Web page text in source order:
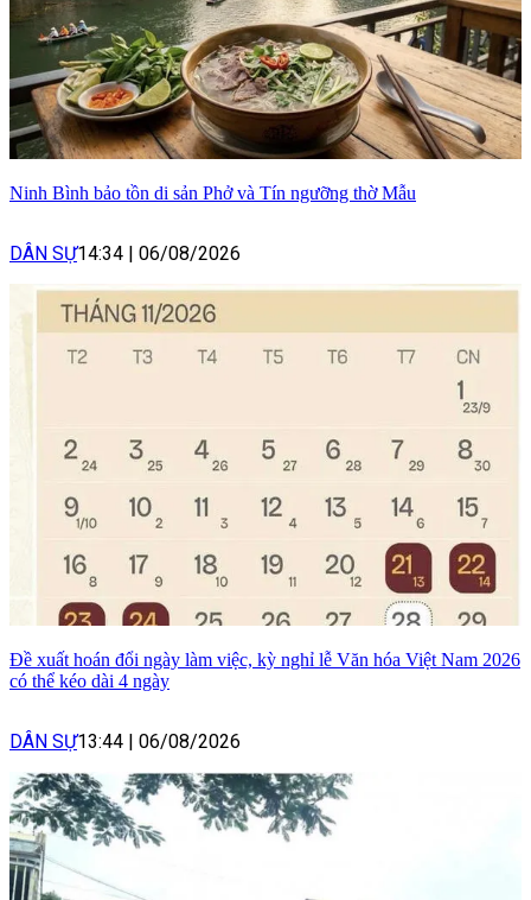
Ninh Bình bảo tồn di sản Phở và Tín ngưỡng thờ Mẫu
DÂN SỰ14:34 | 06/08/2026
Đề xuất hoán đổi ngày làm việc, kỳ nghỉ lễ Văn hóa Việt Nam 2026
có thể kéo dài 4 ngày
DÂN SỰ13:44 | 06/08/2026